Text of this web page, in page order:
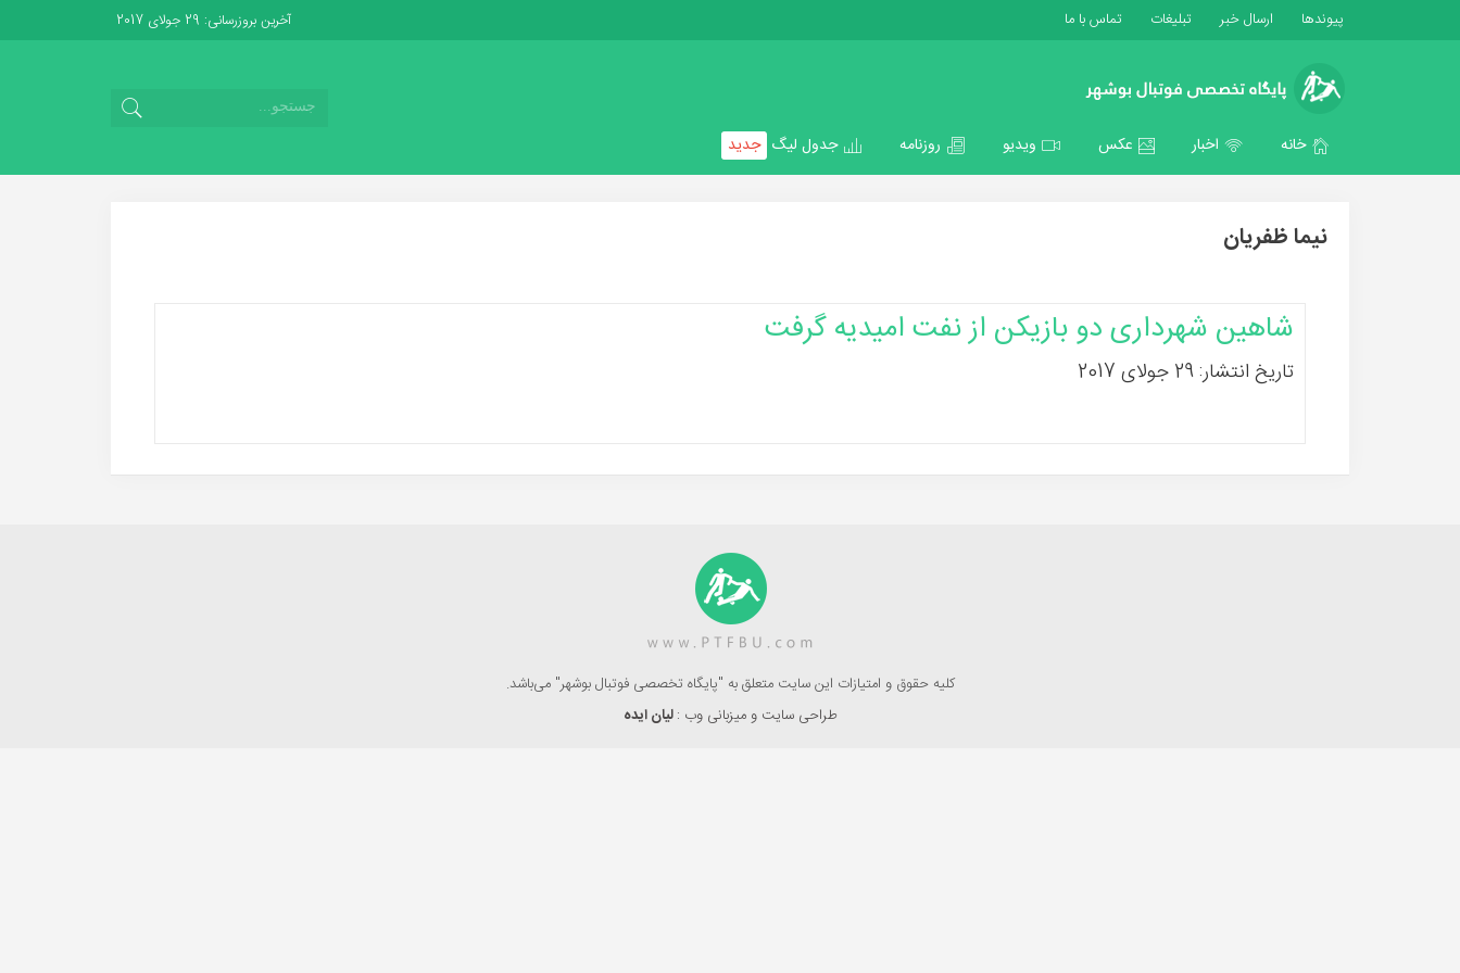
پیوندها ارسال خبر تبلیغات تماس با ما آخرین بروزرسانی: 29 جولای 2017
خانه اخبار عکس ویدیو روزنامه جدول لیگ جدید
نیما ظفریان
شاهین شهرداری دو بازیکن از نفت امیدیه گرفت
تاریخ انتشار: 29 جولای 2017
کلیه حقوق و امتیازات این سایت متعلق به "پایگاه تخصصی فوتبال بوشهر" می‌باشد.
طراحی سایت و میزبانی وب :لیان ایده